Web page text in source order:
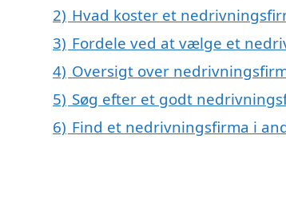
2) Hvad koster et
3) Fordele ved at vælge et
4) Oversigt over
5) Søg efter et godt
6) Find et nedrivningsfirma i